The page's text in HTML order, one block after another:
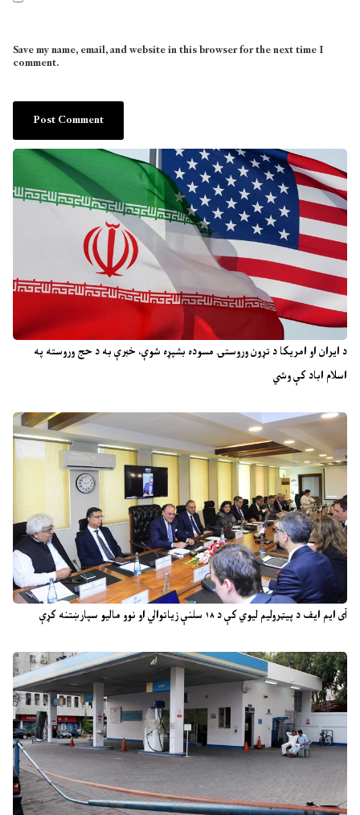
د ایران او امریکا د تړون وروستۍ مسوده بشپړه شوې، خبرې به د حج وروسته په
اسلام اباد کې وشي
آی ایم ایف د پیټرولیم لیوي کې د ۱۸ سلنې زیاتوالي او نوو مالیو سپارښتنه کړې
Save my name, email, and website in this browser for the next time I
comment.